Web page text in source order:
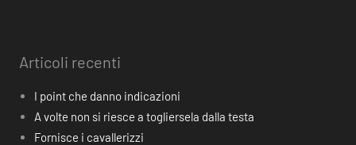
Articoli recenti
I point che danno indicazioni
A volte non si riesce a togliersela dalla testa
Fornisce i cavallerizzi